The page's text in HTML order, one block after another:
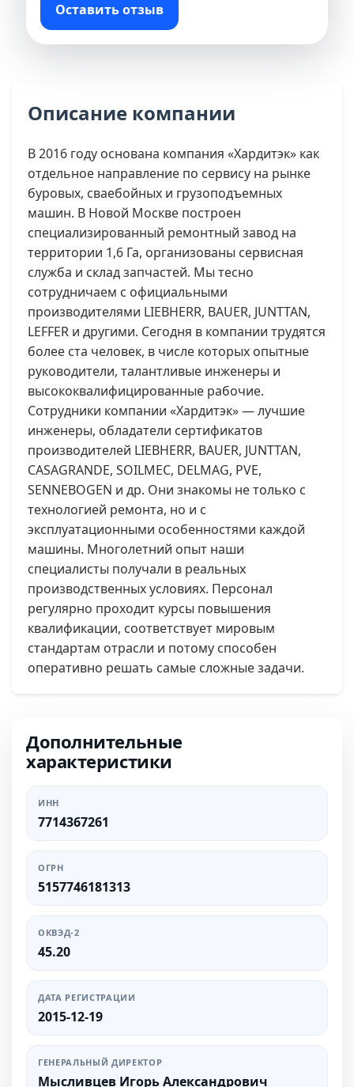
Оставить отзыв
Описание компании
В 2016 году основана компания «Хардитэк» как
отдельное направление по сервису на рынке
буровых, сваебойных и грузоподъемных
машин. В Новой Москве построен
специализированный ремонтный завод на
территории 1,6 Га, организованы сервисная
служба и склад запчастей. Мы тесно
сотрудничаем с официальными
производителями LIEBHERR, BAUER, JUNTTAN,
LEFFER и другими. Сегодня в компании трудятся
более ста человек, в числе которых опытные
руководители, талантливые инженеры и
высококвалифицированные рабочие.
Сотрудники компании «Хардитэк» — лучшие
инженеры, обладатели сертификатов
производителей LIEBHERR, BAUER, JUNTTAN,
CASAGRANDE, SOILMEC, DELMAG, PVE,
SENNEBOGEN и др. Они знакомы не только с
технологией ремонта, но и с
эксплуатационными особенностями каждой
машины. Многолетний опыт наши
специалисты получали в реальных
производственных условиях. Персонал
регулярно проходит курсы повышения
квалификации, соответствует мировым
стандартам отрасли и потому способен
оперативно решать самые сложные задачи.
Дополнительные
характеристики
ИНН
7714367261
ОГРН
5157746181313
ОКВЭД-2
45.20
ДАТА РЕГИСТРАЦИИ
2015-12-19
ГЕНЕРАЛЬНЫЙ ДИРЕКТОР
Мысливцев Игорь Александрович